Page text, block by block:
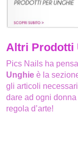
Altri Prodotti
Pics Nails ha
Unghie è la
gli articoli
dare ad ogni
regola d’arte!